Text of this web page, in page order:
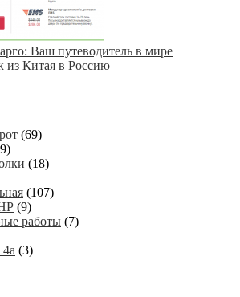
Ваш путеводитель в мире
из Китая в Россию
(69)
(18)
(107)
(9)
работы (7)
(3)